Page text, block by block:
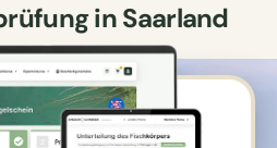
in Saarland